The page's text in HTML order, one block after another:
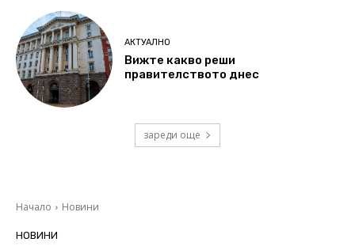
АКТУАЛНО
Вижте какво реши
правителството днес
зареди още